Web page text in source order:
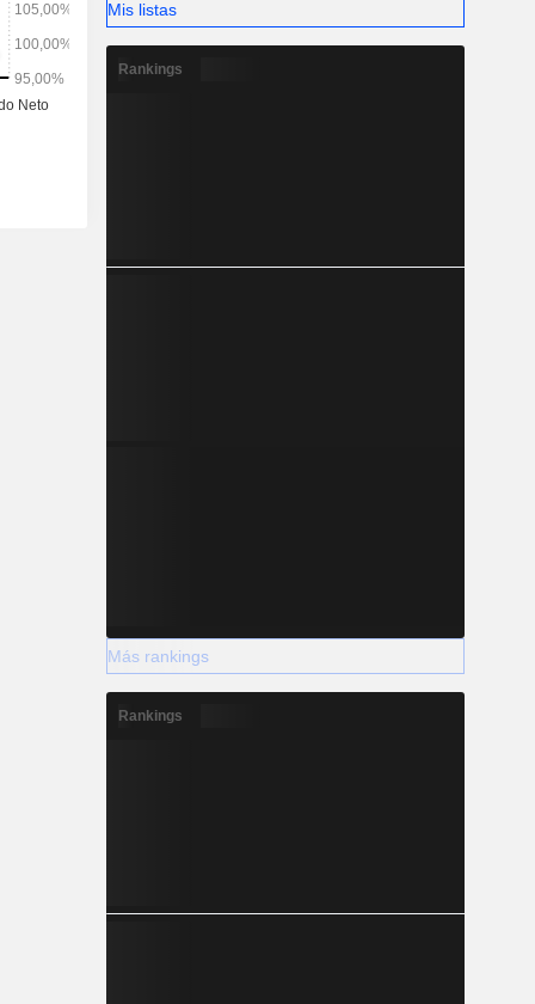
Mis listas
Rankings
Más rankings
Rankings